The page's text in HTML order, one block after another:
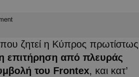
ζητεί η Κύπρος πρωτίστως
επιτήρηση από πλευράς
του Frontex, και κατ’